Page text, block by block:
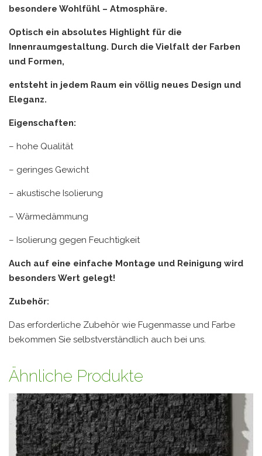
besondere Wohlfühl – Atmosphäre.
Optisch ein absolutes Highlight für die
Innenraumgestaltung. Durch die Vielfalt der Farben
und Formen,
entsteht in jedem Raum ein völlig neues Design und
Eleganz.
Eigenschaften:
– hohe Qualität
– geringes Gewicht
– akustische Isolierung
– Wärmedämmung
– Isolierung gegen Feuchtigkeit
Auch auf eine einfache Montage und Reinigung wird
besonders Wert gelegt!
Zubehör:
Das erforderliche Zubehör wie Fugenmasse und Farbe
bekommen Sie selbstverständlich auch bei uns.
Ähnliche Produkte